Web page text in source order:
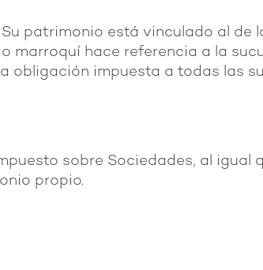
patrimonio está vinculado al de
hace referencia a la
obligación impuesta a todas las
sobre Sociedades, al igual
propio.